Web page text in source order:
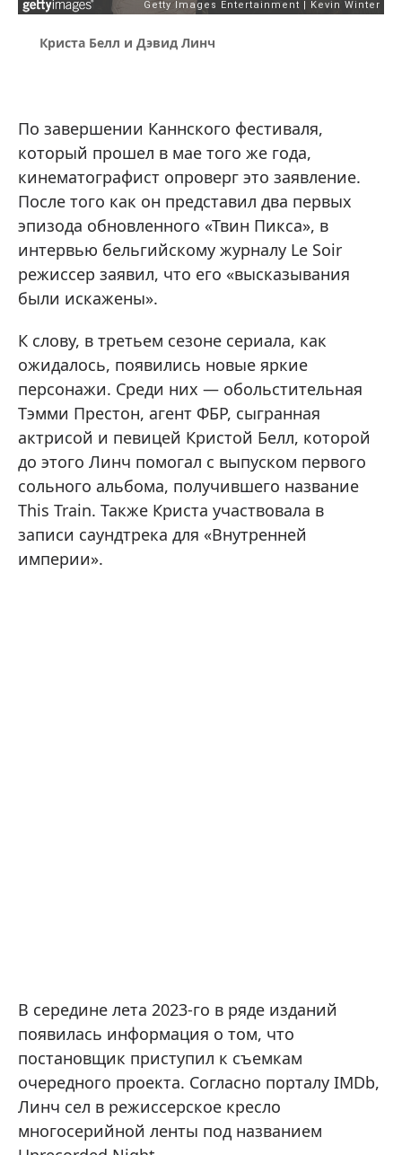
Криста Белл и Дэвид Линч
По завершении Каннского фестиваля,
который прошел в мае того же года,
кинематографист опроверг это заявление.
После того как он представил два первых
эпизода обновленного «Твин Пикса», в
интервью бельгийскому журналу Le Soir
режиссер заявил, что его «высказывания
были искажены».
К слову, в третьем сезоне сериала, как
ожидалось, появились новые яркие
персонажи. Среди них — обольстительная
Тэмми Престон, агент ФБР, сыгранная
актрисой и певицей Кристой Белл, которой
до этого Линч помогал с выпуском первого
сольного альбома, получившего название
This Train. Также Криста участвовала в
записи саундтрека для «Внутренней
империи».
В середине лета 2023-го в ряде изданий
появилась информация о том, что
постановщик приступил к съемкам
очередного проекта. Согласно порталу IMDb,
Линч сел в режиссерское кресло
многосерийной ленты под названием